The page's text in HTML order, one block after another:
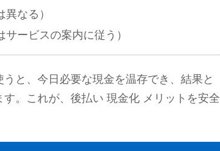
なる）
ービスの案内に従う）
と、今日必要な現金を温存でき、結果と
。これが、後払い 現金化 メリットを安全